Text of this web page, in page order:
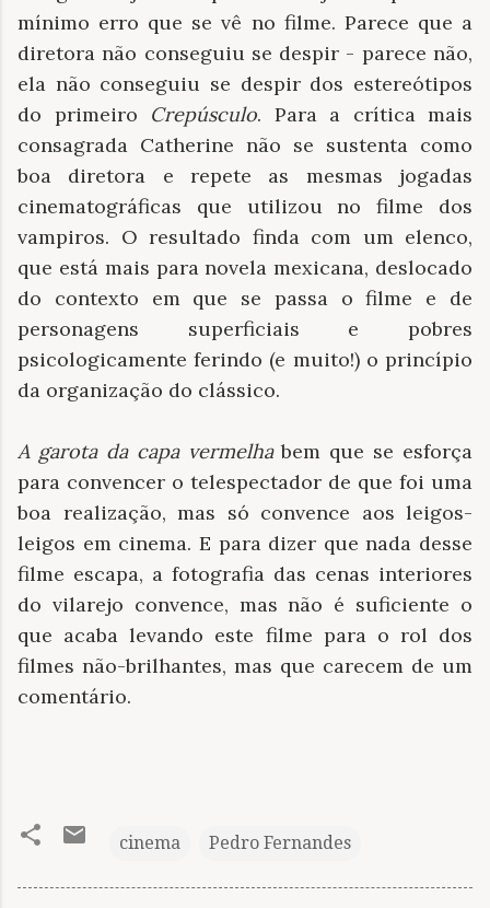
mínimo erro que se vê no filme. Parece que a
diretora não conseguiu se despir - parece não,
ela não conseguiu se despir dos estereótipos
do primeiro Crepúsculo. Para a crítica mais
consagrada Catherine não se sustenta como
boa diretora e repete as mesmas jogadas
cinematográficas que utilizou no filme dos
vampiros. O resultado finda com um elenco,
que está mais para novela mexicana, deslocado
do contexto em que se passa o filme e de
personagens superficiais e pobres
psicologicamente ferindo (e muito!) o princípio
da organização do clássico.
A garota da capa vermelhabem que se esforça
para convencer o telespectador de que foi uma
boa realização, mas só convence aos leigos-
leigos em cinema. E para dizer que nada desse
filme escapa, a fotografia das cenas interiores
do vilarejo convence, mas não é suficiente o
que acaba levando este filme para o rol dos
filmes não-brilhantes, mas que carecem de um
comentário.
cinema Pedro Fernandes